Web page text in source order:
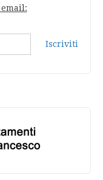
Iscriviti